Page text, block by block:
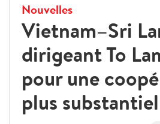
Nouvelles
Vietnam–Sri
dirigeant To
pour une
plus